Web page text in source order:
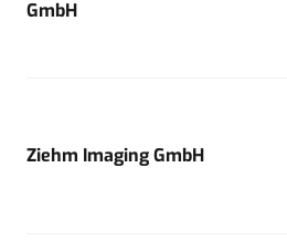
GmbH
Ziehm Imaging GmbH